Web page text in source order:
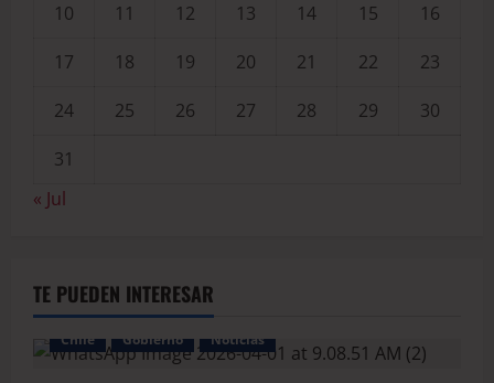
10
11 12 13 14 15
16
17
18 19 20 21 22
23
24
25 26 27 28 29
30
31
« Jul
TE PUEDEN INTERESAR
Chile Gobierno Noticias